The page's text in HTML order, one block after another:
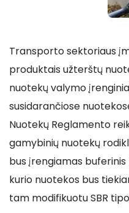
Transporto sektoriaus
produktais užterštų
nuotekų valymo
susidarančiose
Nuotekų Reglamento
gamybinių nuotekų
bus įrengiamas
kurio nuotekos bus
tam modifikuotu SBR